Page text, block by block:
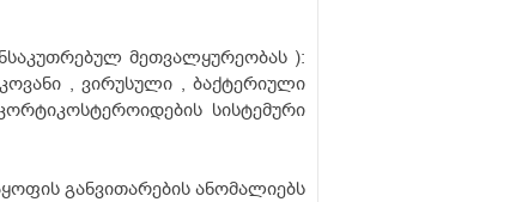
მეთვალყურეობას ):
, ვირუსული , ბაქტერიული
სისტემური
განვითარების ანომალიებს